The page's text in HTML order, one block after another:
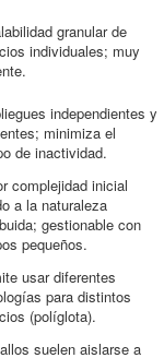
granular de
individuales; muy
independientes y
minimiza el
de inactividad.
complejidad inicial
a la naturaleza
gestionable con
pequeños.
usar diferentes
para distintos
(políglota).
suelen aislarse a